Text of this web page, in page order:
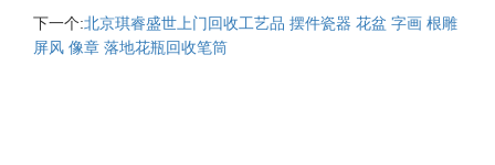
下一个:北京琪睿盛世上门回收工艺品 摆件瓷器 花盆 字画 根雕
屏风 像章 落地花瓶回收笔筒